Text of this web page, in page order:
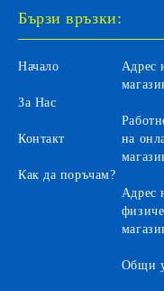
Бързи връзки:
Начало
За Нас
Контакт
Как да поръчам?
Адрес
на
Адрес
Общи